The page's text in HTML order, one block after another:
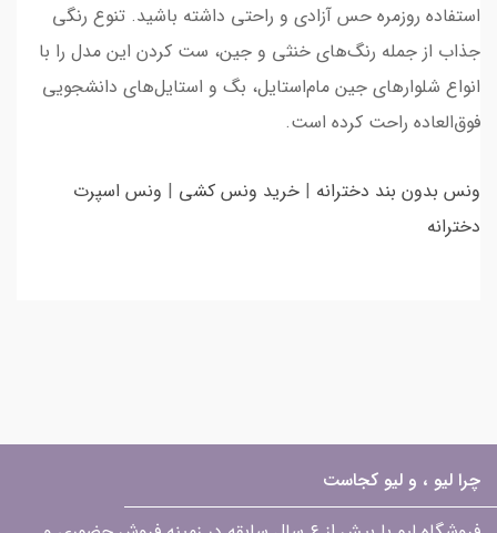
استفاده روزمره حس آزادی و راحتی داشته باشید. تنوع رنگی
جذاب از جمله رنگ‌های خنثی و جین، ست کردن این مدل را با
انواع شلوارهای جین مام‌استایل، بگ و استایل‌های دانشجویی
فوق‌العاده راحت کرده است.
ونس بدون بند دخترانه | خرید ونس کشی | ونس اسپرت
دخترانه
چرا لیو ، و لیو کجاست